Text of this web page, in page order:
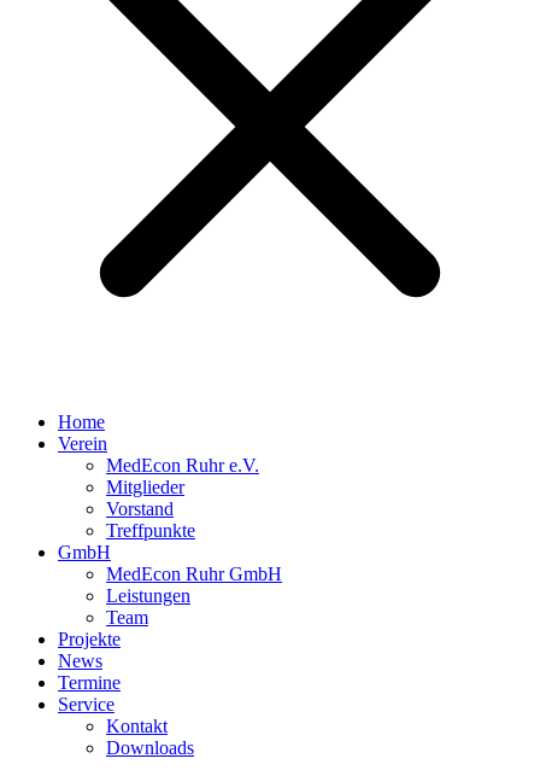
Home
Verein
MedEcon Ruhr e.V.
Mitglieder
Vorstand
Treffpunkte
GmbH
MedEcon Ruhr GmbH
Leistungen
Team
Projekte
News
Termine
Service
Kontakt
Downloads